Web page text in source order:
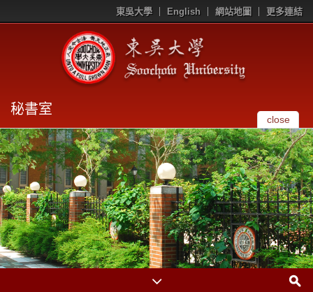
東吳大學 English 網站地圖 更多連結
秘書室
close